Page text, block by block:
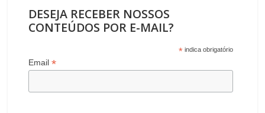
DESEJA RECEBER NOSSOS
CONTEÚDOS POR E-MAIL?
* indica obrigatório
Email*